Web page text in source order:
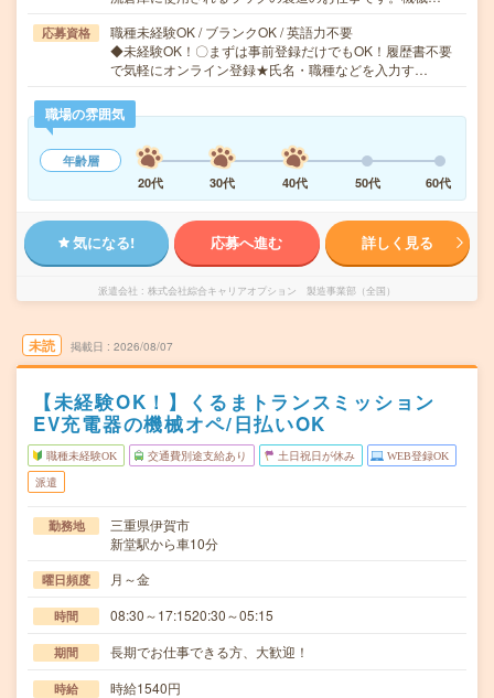
応募資格
職種未経験OK / ブランクOK / 英語力不要
◆未経験OK！〇まずは事前登録だけでもOK！履歴書不要
で気軽にオンライン登録★氏名・職種などを入力す…
職場の雰囲気
年齢層
20代
30代 40代 50代 60代
気になる! 応募へ進む 詳しく見る
派遣会社 株式会社綜合キャリアオプション 製造事業部（全国）
未読 掲載日 2026/08/07
【未経験OK！】くるまトランスミッション
EV充電器の機械オペ/日払いOK
職種未経験OK 交通費別途支給あり 土日祝日が休み WEB登録OK
派遣
勤務地
三重県伊賀市
新堂駅から車10分
曜日頻度 月～金
時間 08:30～17:1520:30～05:15
期間 長期でお仕事できる方、大歓迎！
時給 時給1540円